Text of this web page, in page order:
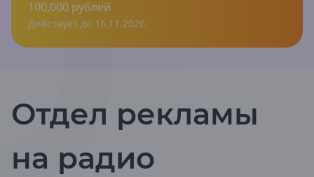
100,000 рублей
Действует до 16.11.2026
Отдел рекламы
на радио
Лисичанск
Луганск
Свердловск
Московская область
Воскресенск
Дубна